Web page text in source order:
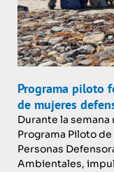
Programa piloto
de mujeres
Durante la
Programa Piloto
Personas
Ambientales,